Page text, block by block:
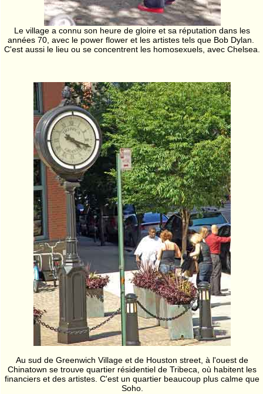
Le village a connu son heure de gloire et sa réputation dans les
années 70, avec le power flower et les artistes tels que Bob Dylan.
C'est aussi le lieu ou se concentrent les homosexuels, avec Chelsea.
Au sud de Greenwich Village et de Houston street, à l'ouest de
Chinatown se trouve quartier résidentiel de Tribeca, où habitent les
financiers et des artistes. C'est un quartier beaucoup plus calme que
Soho.